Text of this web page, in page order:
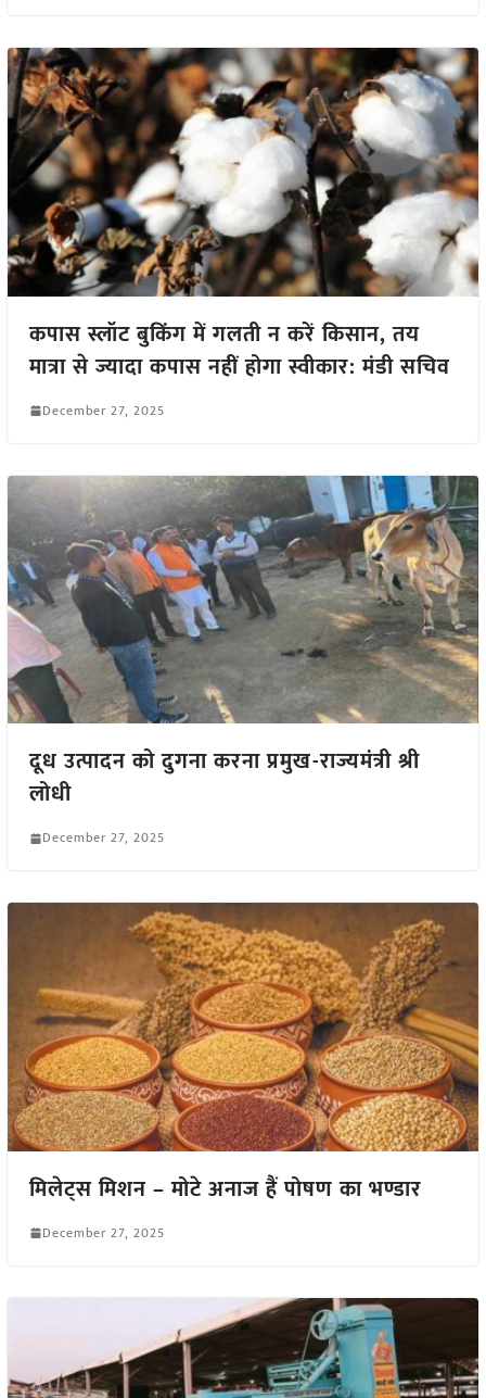
कपास स्लॉट बुकिंग में गलती न करें किसान, तय
मात्रा से ज्यादा कपास नहीं होगा स्वीकार: मंडी सचिव
December 27, 2025
दूध उत्पादन को दुगना करना प्रमुख-राज्यमंत्री श्री
लोधी
December 27, 2025
मिलेट्स मिशन – मोटे अनाज हैं पोषण का भण्डार
December 27, 2025